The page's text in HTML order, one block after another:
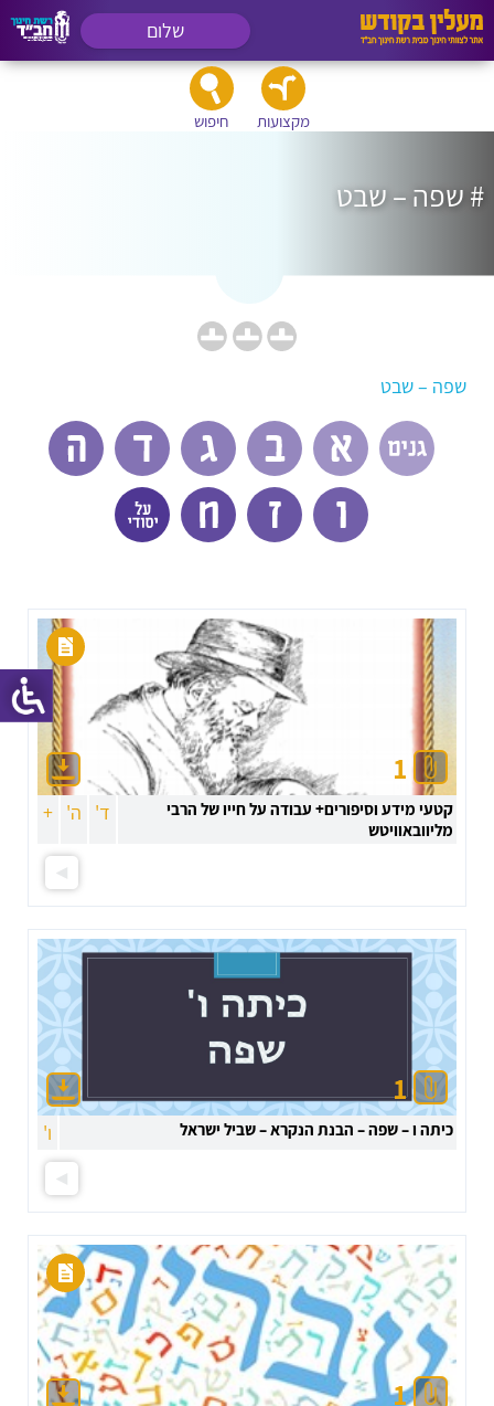
שלום
מקצועות חיפוש
# שפה – שבט
שפה – שבט
1
קטעי מידע וסיפורים+ עבודה על חייו של הרבי
מליוובאוויטש
ד' ה' +
1
כיתה ו – שפה – הבנת הנקרא – שביל ישראל ו'
1